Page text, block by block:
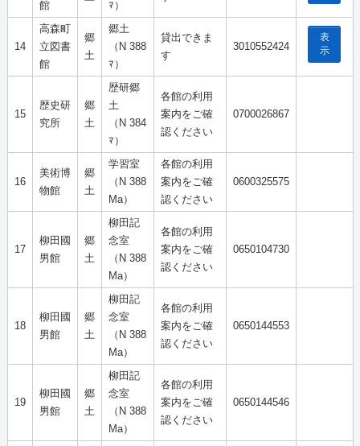
館
ﾏ）
14
高森町
立図書
館
郷
土
郷土
（N 388
ﾏ）
貸出できま
す
3010552424
表
示
15
歴史研
究所
郷
土
歴研郷
土
（N 384
ﾏ）
各館の利用
案内をご確
認ください
0700026867
16
美術博
物館
郷
土
学習室
（N 388
Ma）
各館の利用
案内をご確
認ください
0600325575
17
柳田國
男館
郷
土
柳田記
念室
（N 388
Ma）
各館の利用
案内をご確
認ください
0650104730
18
柳田國
男館
郷
土
柳田記
念室
（N 388
Ma）
各館の利用
案内をご確
認ください
0650144553
19
柳田國
男館
郷
土
柳田記
念室
（N 388
Ma）
各館の利用
案内をご確
認ください
0650144546